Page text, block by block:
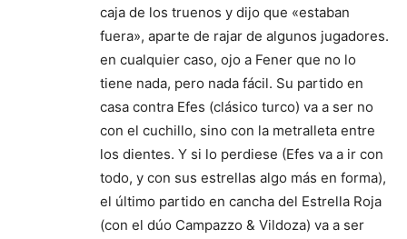
caja de los truenos y dijo que «estaban
fuera», aparte de rajar de algunos jugadores.
en cualquier caso, ojo a Fener que no lo
tiene nada, pero nada fácil. Su partido en
casa contra Efes (clásico turco) va a ser no
con el cuchillo, sino con la metralleta entre
los dientes. Y si lo perdiese (Efes va a ir con
todo, y con sus estrellas algo más en forma),
el último partido en cancha del Estrella Roja
(con el dúo Campazzo & Vildoza) va a ser